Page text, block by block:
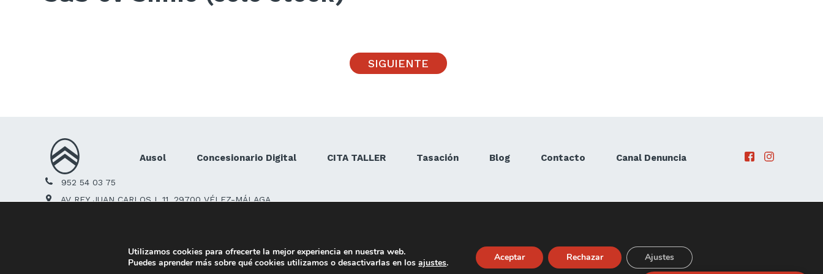
SIGUIENTE
Ausol Concesionario Digital CITA TALLER Tasación Blog Contacto Canal Denuncia
952 54 03 75
AV REY JUAN CARLOS I, 11, 29700 VÉLEZ-MÁLAGA
Aviso Legal Política de privacidad Política de cookies Copyright © 2020 - Citroën Ausol
Utilizamos cookies para ofrecerte la mejor experiencia en nuestra web.
Puedes aprender más sobre qué cookies utilizamos o desactivarlas en losajustes. Aceptar Rechazar Ajustes